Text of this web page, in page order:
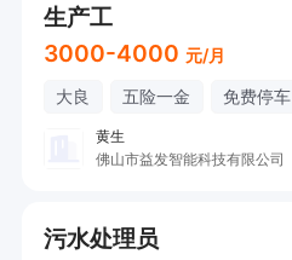
生产工
3000-4000 元/月
大良 五险一金 免费停车
黄生
佛山市益发智能科技有限公司
污水处理员